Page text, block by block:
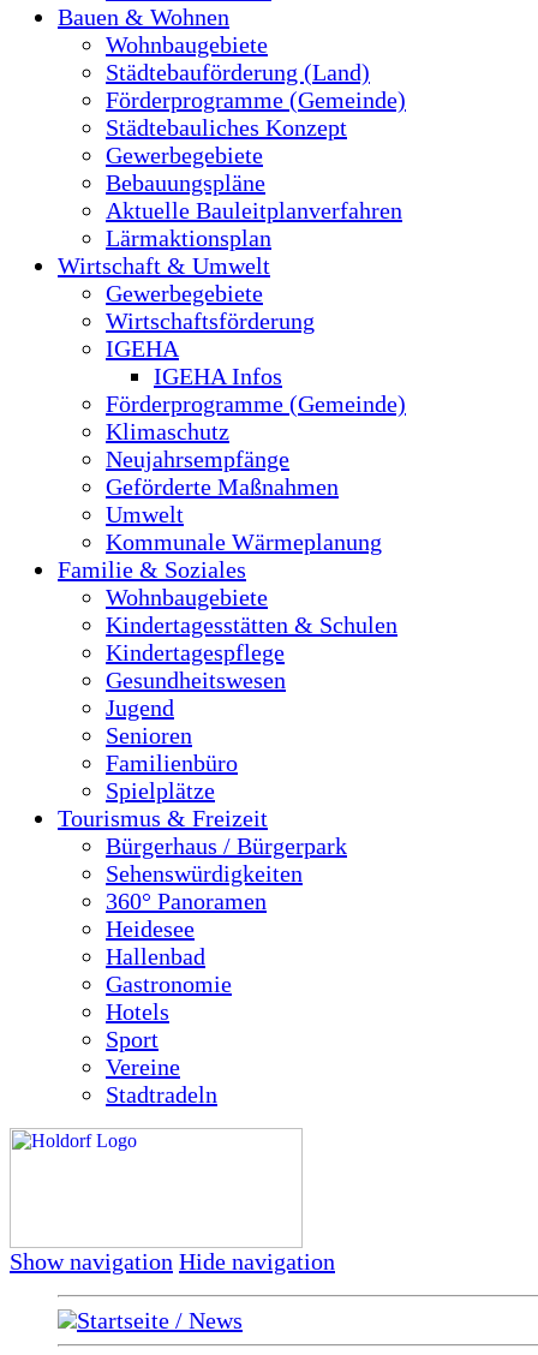
Bauen & Wohnen
Wohnbaugebiete
Städtebauförderung (Land)
Förderprogramme (Gemeinde)
Städtebauliches Konzept
Gewerbegebiete
Bebauungspläne
Aktuelle Bauleitplanverfahren
Lärmaktionsplan
Wirtschaft & Umwelt
Gewerbegebiete
Wirtschaftsförderung
IGEHA
IGEHA Infos
Förderprogramme (Gemeinde)
Klimaschutz
Neujahrsempfänge
Geförderte Maßnahmen
Umwelt
Kommunale Wärmeplanung
Familie & Soziales
Wohnbaugebiete
Kindertagesstätten & Schulen
Kindertagespflege
Gesundheitswesen
Jugend
Senioren
Familienbüro
Spielplätze
Tourismus & Freizeit
Bürgerhaus / Bürgerpark
Sehenswürdigkeiten
360° Panoramen
Heidesee
Hallenbad
Gastronomie
Hotels
Sport
Vereine
Stadtradeln
Show navigation Hide navigation
Startseite / News